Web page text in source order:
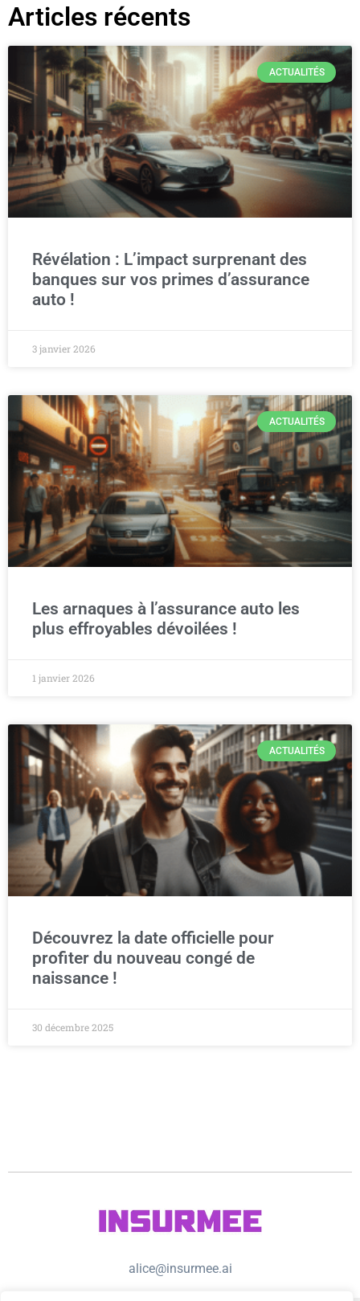
Articles récents
ACTUALITÉS
Révélation : L’impact surprenant des
banques sur vos primes d’assurance
auto !
3 janvier 2026
ACTUALITÉS
Les arnaques à l’assurance auto les
plus effroyables dévoilées !
1 janvier 2026
ACTUALITÉS
Découvrez la date officielle pour
profiter du nouveau congé de
naissance !
30 décembre 2025
alice@insurmee.ai